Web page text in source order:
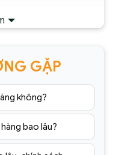
GẶP
không?
bao lâu?